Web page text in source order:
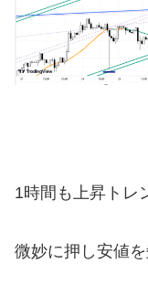
1時間も上昇トレ
微妙に押し安値を